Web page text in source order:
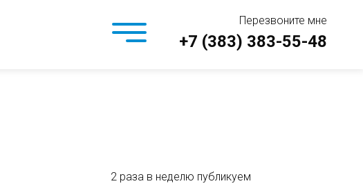
Перезвоните мне
+7 (383) 383-55-48
2 раза в неделю публикуем